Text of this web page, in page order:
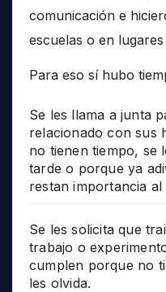
comunicación e
escuelas o en
Para eso sí hubo
Se les llama a junta
relacionado con sus
no tienen tiempo, se
tarde o porque ya
restan importancia al
Se les solicita que
trabajo o
cumplen porque no
les olvida.